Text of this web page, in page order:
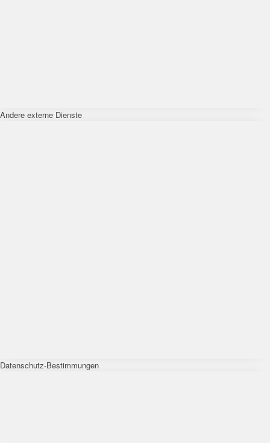
Andere externe Dienste
Datenschutz-Bestimmungen